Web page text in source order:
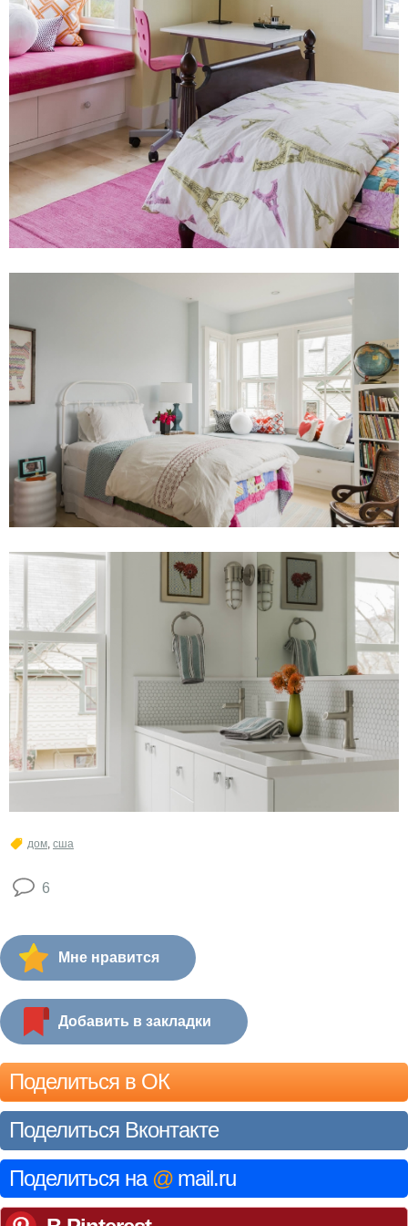
дом, сша
6
Мне нравится
Добавить в закладки
Поделиться в ОК
Поделиться Вконтакте
Поделиться на @ mail.ru